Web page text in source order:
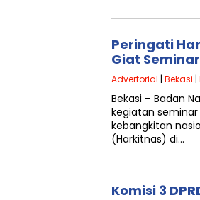
Peringati
Giat
Advertorial | Bekasi |
Bekasi – Badan
kegiatan
kebangkitan
(Harkitnas) di…
Komisi 3